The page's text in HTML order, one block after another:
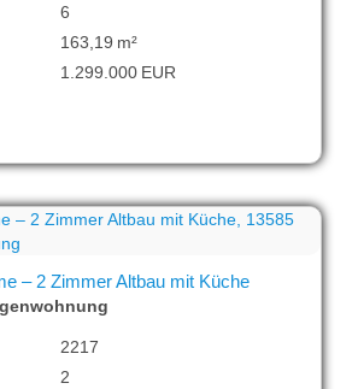
6
163,19 m²
1.299.000 EUR
– 2 Zimmer Altbau mit Küche
2217
2